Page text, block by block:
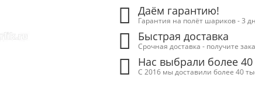
Даём гарантию!
Гарантия на полёт шариков - 3
Быстрая доставка
Срочная доставка - получите
Нас выбрали более 40
С 2016 мы доставили более 40